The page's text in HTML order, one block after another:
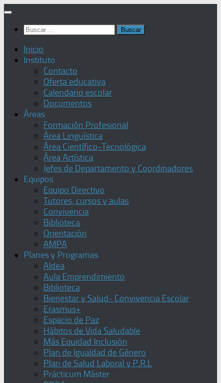
Saltar
contenido
Buscar:
Inicio
Instituto
Contacto
Oferta educativa
Calendario escolar
Documentos
Áreas
Formación Profesional
Área Lingüística
Área Científico-Tecnológica
Área Artística
Jefes de Departamento y Coordinadores
Equipos
Equipo Directivo
Tutores, cursos y aulas
Convivencia
Biblioteca
Orientación
AMPA
Planes y Programas
Aldea
Aula Emprendimiento
Biblioteca
Bienestar y Salud- Convivencia Escolar
Erasmus+
Espacio de Paz
Hábitos de Vida Saludable
Más Equidad Inclusión
Plan de Igualdad de Género
Plan de Salud Laboral y P.R.L
Prácticum Máster